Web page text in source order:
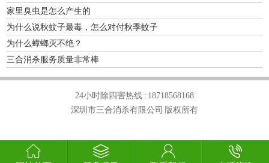
家里臭虫是怎么产生的
为什么说秋蚊子最毒，怎么对付秋季蚊子
为什么蟑螂灭不绝？
三合消杀服务质量非常棒
24小时除四害热线 : 18718568168
深圳市三合消杀有限公司 版权所有